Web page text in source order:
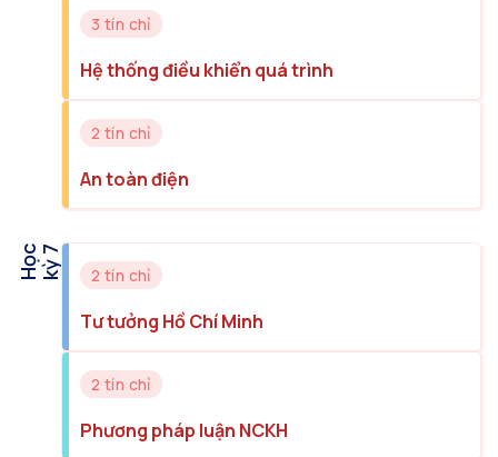
3 tín chỉ
Hệ thống điều khiển quá trình
2 tín chỉ
An toàn điện
H
ọ
c
k
ỳ7 2 tín chỉ
Tư tưởng Hồ Chí Minh
2 tín chỉ
Phương pháp luận NCKH